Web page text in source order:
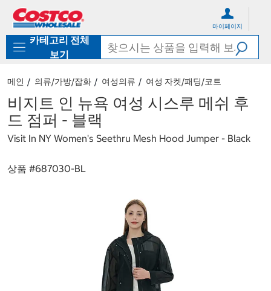
로
기
가
마이페이지
카테고리 전체
보기
메인 의류/가방/잡화 여성의류 여성 자켓/패딩/코트
비지트 인 뉴욕 여성 시스루 메쉬 후
드 점퍼 - 블랙
Visit In NY Women's Seethru Mesh Hood Jumper - Black
상품 #687030-BL